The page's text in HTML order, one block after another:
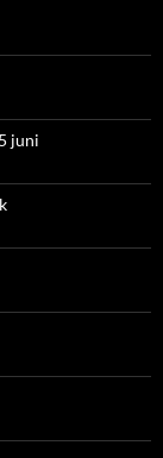
juni